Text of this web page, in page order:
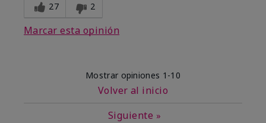
27 2
Marcar esta opinión
Mostrar opiniones 1-10
Volver al inicio
Siguiente »